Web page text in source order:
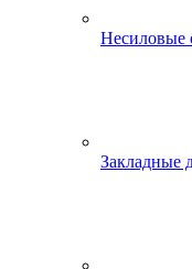
Несиловые
Закладные